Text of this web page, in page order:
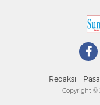
Redaksi
Copyright ©